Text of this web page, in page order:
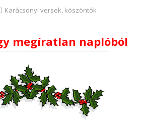
Karácsonyi versek, köszöntők
megíratlan naplóból